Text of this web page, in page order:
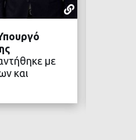
με
και